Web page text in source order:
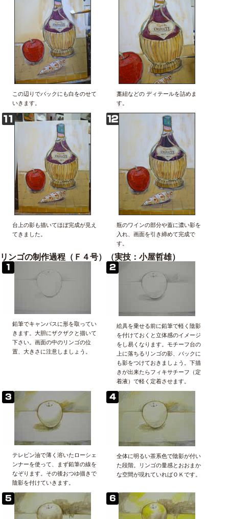
この辺りでバックにも白をのせて
いきます。
藁紐などの ディテールを詰めま
す。
台上の影も描いてほぼ完成が見え
てきました。
瓶のワインの部分や蓋に濃い影を
入れ、画面を引き締めて完成で
す。
リンゴの制作過程（Ｆ４号）（実技：小屋哲雄）
鉛筆でキャンバスに形を取ってい
きます。大胆にザクザクと描いて
下さい。画面の中のリンゴの位
置、大きさに注意しましょう。
絵具を乗せる前に鉛筆で軽く陰影
を付けておくと立体感のイメージ
をし易くなります。モチーフ台の
上に落ちるリンゴの影、バックに
も影をつけておきましょう。下描
きが出来たらフィキサチーフ（定
着液）で軽く定着させます。
テレピン油で薄く溶いたローシェ
ンナーを使って、まず鉛筆の線を
なぞります。その後おつゆ描きで
陰影を付けていきます。
全体に明るい茶系色で陰影が付い
た段階。リンゴの量感とおおまか
な空間が現れていればＯＫです。